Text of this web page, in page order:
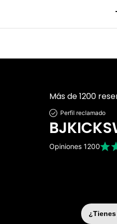
Más de 1200
Perfil reclamado
Opiniones 1200